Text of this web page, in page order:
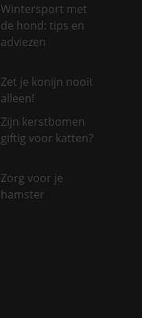
Wintersport met
de hond: tips en
adviezen
Zet je konijn nooit
alleen!
Zijn kerstbomen
giftig voor katten?
Zorg voor je
hamster